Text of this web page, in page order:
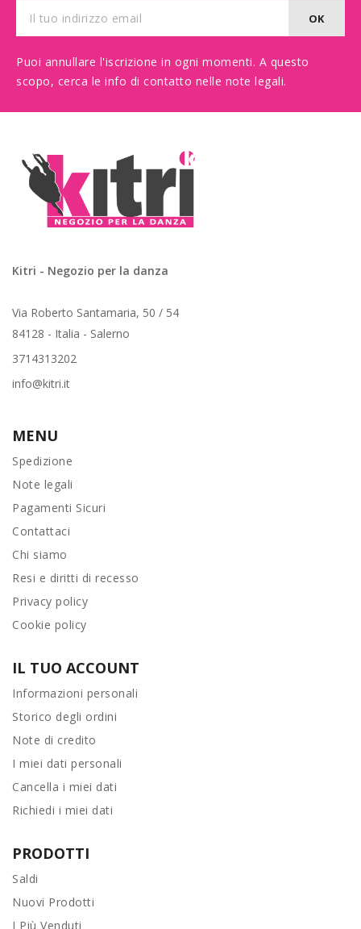
Puoi annullare l'iscrizione in ogni momenti. A questo
scopo, cerca le info di contatto nelle note legali.
Kitri - Negozio per la danza
Via Roberto Santamaria, 50 / 54
84128 - Italia - Salerno
3714313202
info@kitri.it
MENU
Spedizione
Note legali
Pagamenti Sicuri
Contattaci
Chi siamo
Resi e diritti di recesso
Privacy policy
Cookie policy
IL TUO ACCOUNT
Informazioni personali
Storico degli ordini
Note di credito
I miei dati personali
Cancella i miei dati
Richiedi i miei dati
PRODOTTI
Saldi
Nuovi Prodotti
I Più Venduti